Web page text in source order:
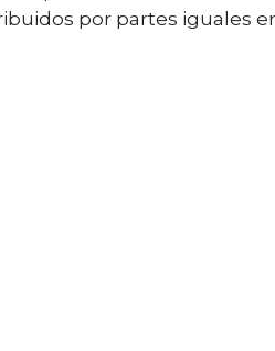
por partes iguales